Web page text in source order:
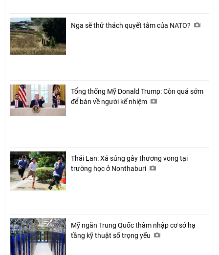
Nga sẽ thử thách quyết tâm của NATO?
Tổng thống Mỹ Donald Trump: Còn quá sớm
để bàn về người kế nhiệm
Thái Lan: Xả súng gây thương vong tại
trường học ở Nonthaburi
Mỹ ngăn Trung Quốc thâm nhập cơ sở hạ
tầng kỹ thuật số trọng yếu